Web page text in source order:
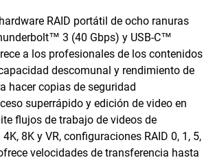
RAID portátil de ocho ranuras
3 (40 Gbps) y USB-C™
a los profesionales de los contenidos
descomunal y rendimiento de
hacer copias de seguridad
superrápido y edición de video en
flujos de trabajo de videos de
8K y VR, configuraciones RAID 0, 1, 5,
velocidades de transferencia hasta